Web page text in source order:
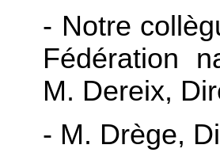
- Notre
Fédération
M. Dereix,
- M. Drège,